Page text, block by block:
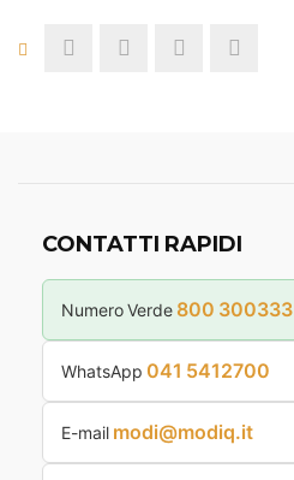
CONTATTI RAPIDI
Numero Verde 800 300333
WhatsApp 041 5412700
E-mail modi@modiq.it